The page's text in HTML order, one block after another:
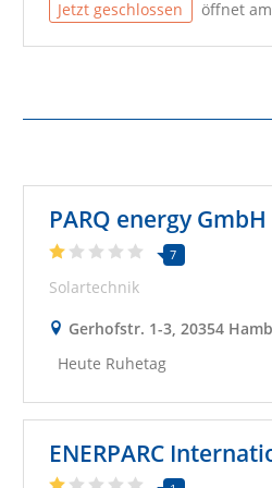
Jetzt geschlossen öffnet
PARQ energy GmbH
7
Solartechnik
Gerhofstr. 1-3, 20354
Heute Ruhetag
ENERPARC